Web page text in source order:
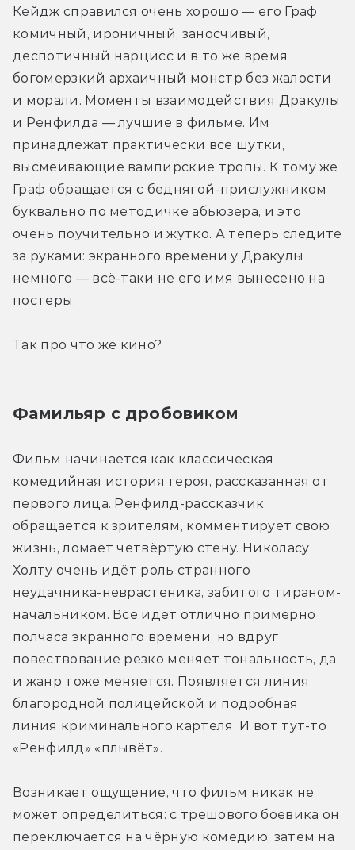
Кейдж справился очень хорошо — его Граф
комичный, ироничный, заносчивый,
деспотичный нарцисс и в то же время
богомерзкий архаичный монстр без жалости
и морали. Моменты взаимодействия Дракулы
и Ренфилда — лучшие в фильме. Им
принадлежат практически все шутки,
высмеивающие вампирские тропы. К тому же
Граф обращается с беднягой-прислужником
буквально по методичке абьюзера, и это
очень поучительно и жутко. А теперь следите
за руками: экранного времени у Дракулы
немного — всё-таки не его имя вынесено на
постеры.
Так про что же кино?
Фамильяр с дробовиком
Фильм начинается как классическая
комедийная история героя, рассказанная от
первого лица. Ренфилд-рассказчик
обращается к зрителям, комментирует свою
жизнь, ломает четвёртую стену. Николасу
Холту очень идёт роль странного
неудачника-неврастеника, забитого тираном-
начальником. Всё идёт отлично примерно
полчаса экранного времени, но вдруг
повествование резко меняет тональность, да
и жанр тоже меняется. Появляется линия
благородной полицейской и подробная
линия криминального картеля. И вот тут-то
«Ренфилд» «плывёт».
Возникает ощущение, что фильм никак не
может определиться: с трешового боевика он
переключается на чёрную комедию, затем на